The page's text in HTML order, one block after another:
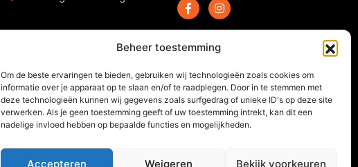
Beheer toestemming
Om de beste ervaringen te bieden, gebruiken wij technologieën zoals cookies om
informatie over je apparaat op te slaan en/of te raadplegen. Door in te stemmen met
deze technologieën kunnen wij gegevens zoals surfgedrag of unieke ID's op deze site
verwerken. Als je geen toestemming geeft of uw toestemming intrekt, kan dit een
nadelige invloed hebben op bepaalde functies en mogelijkheden.
Accepteren Weigeren Bekijk voorkeuren